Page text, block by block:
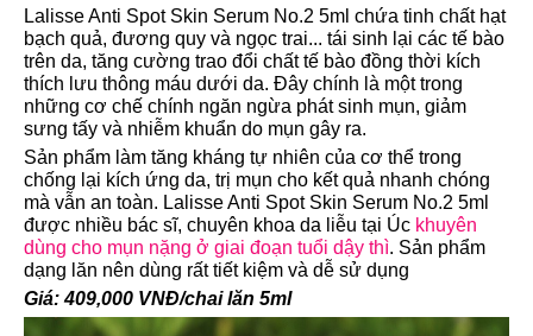
Lalisse Anti Spot Skin Serum No.2 5ml chứa tinh chất hạt
bạch quả, đương quy và ngọc trai... tái sinh lại các tế bào
trên da, tăng cường trao đổi chất tế bào đồng thời kích
thích lưu thông máu dưới da. Đây chính là một trong
những cơ chế chính ngăn ngừa phát sinh mụn, giảm
sưng tấy và nhiễm khuẩn do mụn gây ra.
Sản phẩm làm tăng kháng tự nhiên của cơ thể trong
chống lại kích ứng da, trị mụn cho kết quả nhanh chóng
mà vẫn an toàn. Lalisse Anti Spot Skin Serum No.2 5ml
được nhiều bác sĩ, chuyên khoa da liễu tại Úc khuyên
dùng cho mụn nặng ở giai đoạn tuổi dậy thì. Sản phẩm
dạng lăn nên dùng rất tiết kiệm và dễ sử dụng
Giá: 409,000 VNĐ/chai lăn 5ml